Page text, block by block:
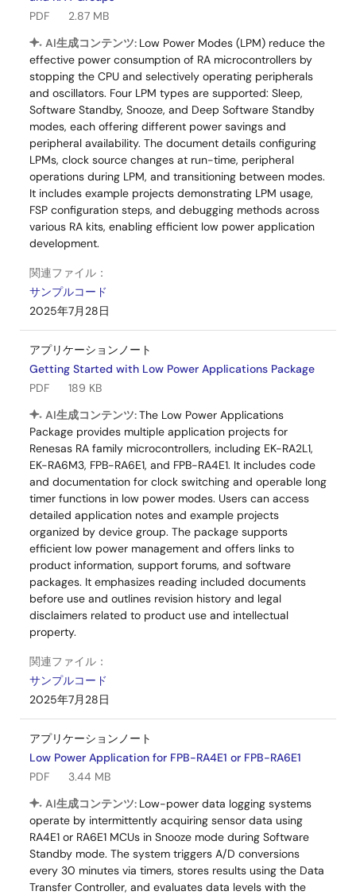
PDF
2.87 MB
AI生成コンテンツ: Low Power Modes (LPM) reduce the
effective power consumption of RA microcontrollers by
stopping the CPU and selectively operating peripherals
and oscillators. Four LPM types are supported: Sleep,
Software Standby, Snooze, and Deep Software Standby
modes, each offering different power savings and
peripheral availability. The document details configuring
LPMs, clock source changes at run-time, peripheral
operations during LPM, and transitioning between modes.
It includes example projects demonstrating LPM usage,
FSP configuration steps, and debugging methods across
various RA kits, enabling efficient low power application
development.
関連ファイル：
サンプルコード
2025年7月28日
アプリケーションノート
Getting Started with Low Power Applications Package
PDF
189 KB
AI生成コンテンツ:The Low Power Applications
Package provides multiple application projects for
Renesas RA family microcontrollers, including EK-RA2L1,
EK-RA6M3, FPB-RA6E1, and FPB-RA4E1. It includes code
and documentation for clock switching and operable long
timer functions in low power modes. Users can access
detailed application notes and example projects
organized by device group. The package supports
efficient low power management and offers links to
product information, support forums, and software
packages. It emphasizes reading included documents
before use and outlines revision history and legal
disclaimers related to product use and intellectual
property.
関連ファイル：
サンプルコード
2025年7月28日
アプリケーションノート
Low Power Application for FPB-RA4E1 or FPB-RA6E1
PDF
3.44 MB
AI生成コンテンツ: Low-power data logging systems
operate by intermittently acquiring sensor data using
RA4E1 or RA6E1 MCUs in Snooze mode during Software
Standby mode. The system triggers A/D conversions
every 30 minutes via timers, stores results using the Data
Transfer Controller, and evaluates data levels with the